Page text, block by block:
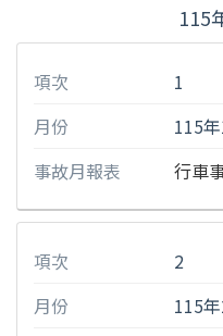
115
項次
1
月份
115
事故月報表
行車
項次
2
月份
115